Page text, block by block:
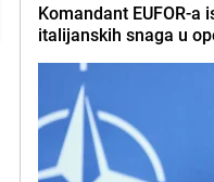
Komandant EUFOR-a
italijanskih snaga u